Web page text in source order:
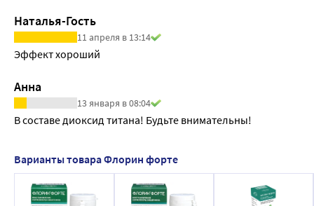
Наталья-Гость
11 апреля в 13:14
Эффект хороший
Анна
13 января в 08:04
В составе диоксид титана! Будьте внимательны!
Варианты товара Флорин форте